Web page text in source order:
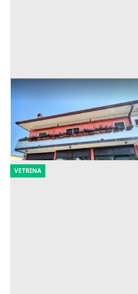
Asta Laboratorio al piano terra
Zevio (Verona)
120.180 €
29/09/2026
VETRINA